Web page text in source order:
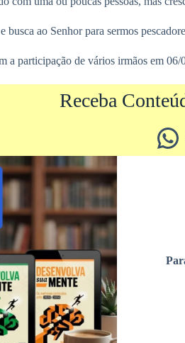
ao Senhor para sermos
participação de vários irmãos em 06/
Receba
Whatsapp